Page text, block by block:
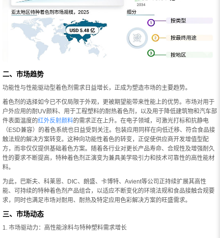
二、市场趋势
功能性与性能驱动型着色剂需求日益增长，正成为塑造市场的主要趋势。
着色剂的选择如今已不仅局限于外观，更被期望能带来性能上的优势。市场对用于
户外应用的耐UV颜料、用于工程塑料的耐热着色剂，以及用于降低建筑物和汽车部
件表面温度的红外反射颜料的需求正在上升。在电子领域，可激光打标和抗静电
（ESD兼容）的着色系统也日益受到关注。包装应用同样在向低迁移、符合食品接
触法规的解决方案转变。这种向功能性着色的转变，正促使供应商开发增值型配
方，而非仅仅提供基础着色方案。随着各行业对更长产品寿命、合规性及增强耐久
性的要求不断提高，特种着色剂正演变为兼具美学吸引力和技术可靠性的高性能材
料。
为此，巴斯夫、科莱恩、DIC、朗盛、卡博特、Avient等公司正持续扩展其高性
能、可持续的特种着色剂产品组合，以适应不断变化的环境法规和食品接触合规要
求，同时也满足市场对耐用、耐热及特定应用色彩解决方案的旺盛需求。
三、市场动态
1. 市场驱动力：高性能涂料与特种塑料需求增长